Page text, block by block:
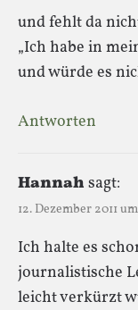
und fehlt da
„Ich habe in
und würde es
Antworten
Hannah sagt:
12. Dezember 2011
Ich halte es
journalistische
leicht verkürzt